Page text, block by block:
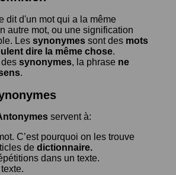
dit d'un mot qui a la même
autre mot, ou une signification
Les synonymes sont des mots
dire la même chose.
des synonymes, la phrase ne
.
servent à:
C’est pourquoi on les trouve
de dictionnaire.
dans un texte.